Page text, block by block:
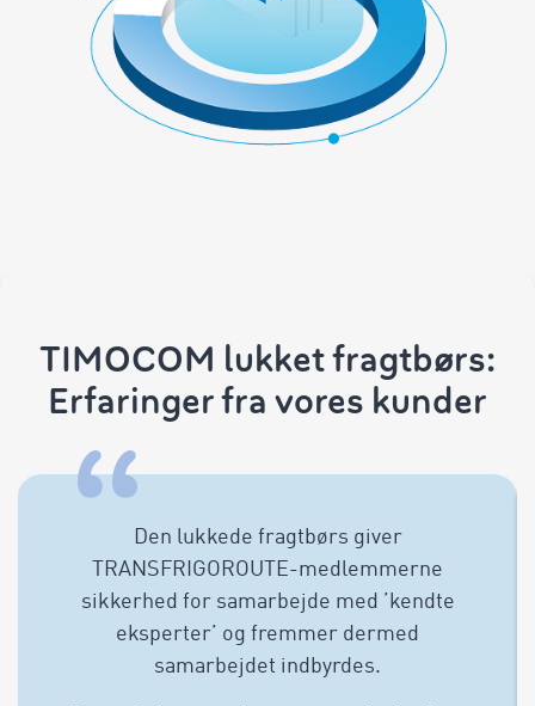
TIMOCOM lukket fragtbørs:
Erfaringer fra vores kunder
Den lukkede fragtbørs giver
TRANSFRIGOROUTE-medlemmerne
sikkerhed for samarbejde med ’kendte
eksperter’ og fremmer dermed
samarbejdet indbyrdes.